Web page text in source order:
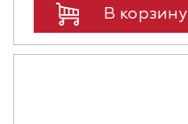
В корзину